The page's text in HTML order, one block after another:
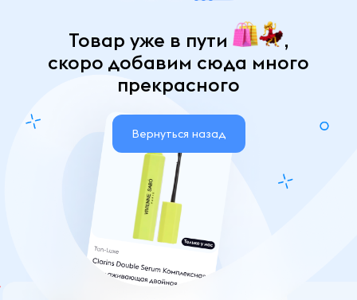
Товар уже в пути
,
скоро добавим сюда много
прекрасного
Вернуться назад